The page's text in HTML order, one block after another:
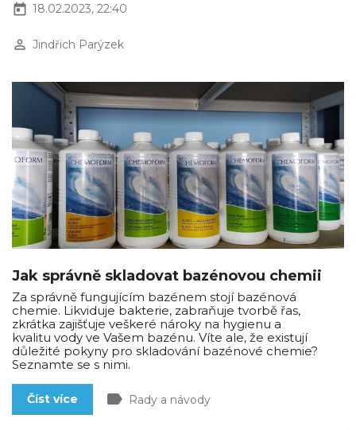
today 18.02.2023, 22:40
perm_identity Jindřich Parýzek
Jak správně skladovat bazénovou chemii
Za správně fungujícím bazénem stojí bazénová
chemie. Likviduje bakterie, zabraňuje tvorbě řas,
zkrátka zajišťuje veškeré nároky na hygienu a
kvalitu vody ve Vašem bazénu. Víte ale, že existují
důležité pokyny pro skladování bazénové chemie?
Seznamte se s nimi.
Číst více label Rady a návody